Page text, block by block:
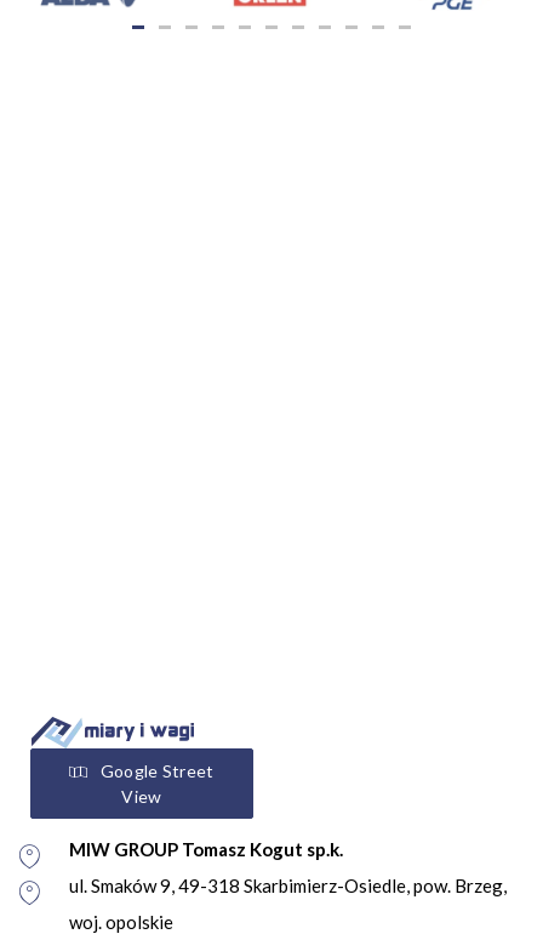
Google Street
View
MIW GROUP Tomasz Kogut sp.k.
ul. Smaków 9, 49-318 Skarbimierz-Osiedle, pow. Brzeg,
woj. opolskie